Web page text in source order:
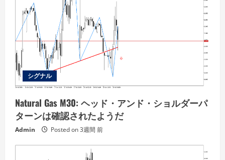
シグナル
Natural Gas M30: ヘッド・アンド・ショルダーパ
ターンは確認されたようだ
Admin Posted on 3週間 前